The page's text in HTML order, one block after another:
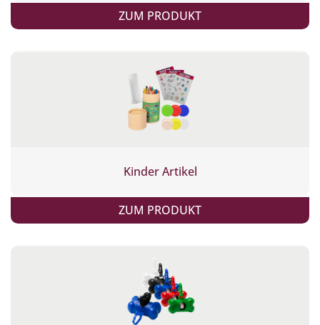
ZUM PRODUKT
Kinder Artikel
ZUM PRODUKT